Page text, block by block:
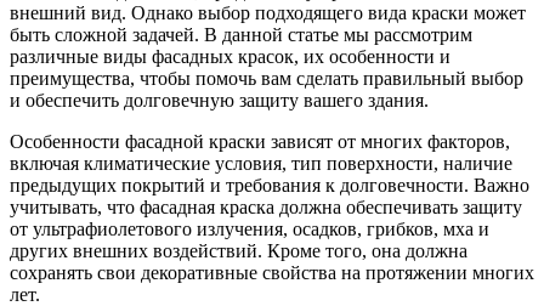
внешний вид. Однако выбор подходящего вида краски может
быть сложной задачей. В данной статье мы рассмотрим
различные виды фасадных красок, их особенности и
преимущества, чтобы помочь вам сделать правильный выбор
и обеспечить долговечную защиту вашего здания.
Особенности фасадной краски зависят от многих факторов,
включая климатические условия, тип поверхности, наличие
предыдущих покрытий и требования к долговечности. Важно
учитывать, что фасадная краска должна обеспечивать защиту
от ультрафиолетового излучения, осадков, грибков, мха и
других внешних воздействий. Кроме того, она должна
сохранять свои декоративные свойства на протяжении многих
лет.